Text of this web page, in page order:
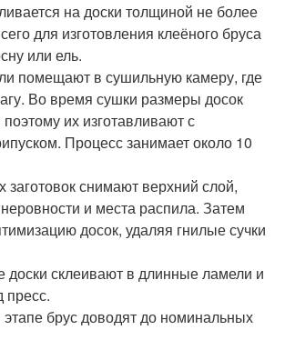
на доски толщиной не более
для изготовления клеёного бруса
или ель.
помещают в сушильную камеру, где
Во время сушки размеры досок
их изготавливают с
Процесс занимает около 10
снимают верхний слой,
и места распила. Затем
досок, удаляя гнилые сучки
склеивают в длинные ламели и
брус доводят до номинальных